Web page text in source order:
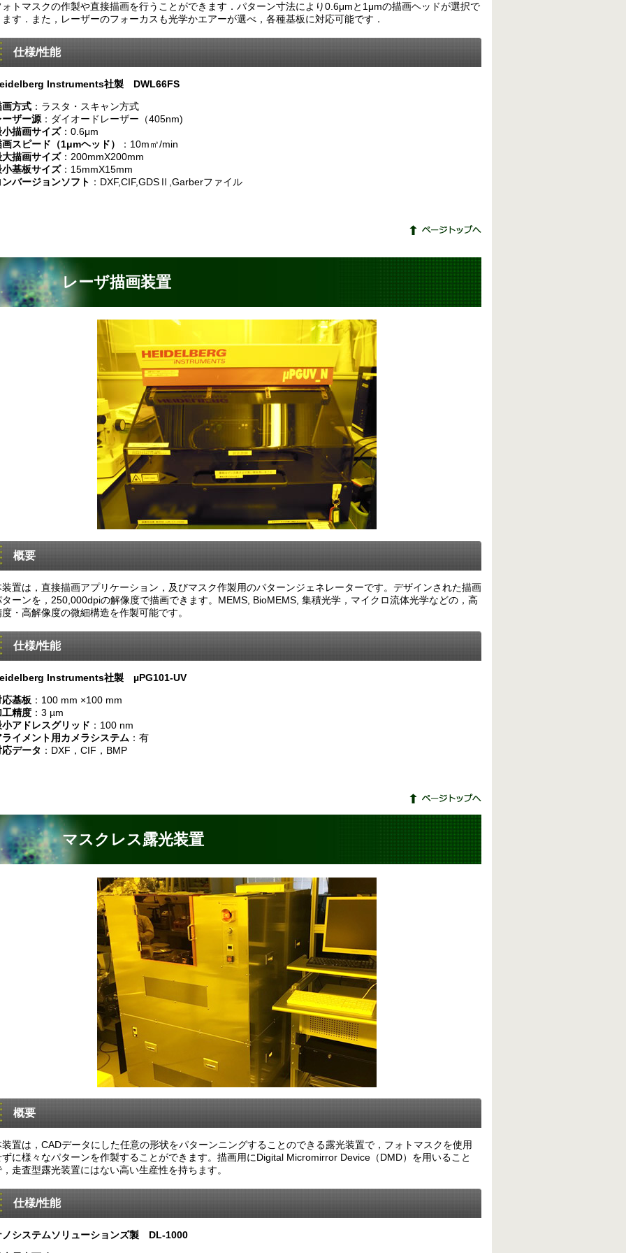
ォトマスクの作製や直接描画を行うことができます．パターン寸法により0.6μmと1μmの描画ヘッドが選択で
ます．また，レーザーのフォーカスも光学かエアーが選べ，各種基板に対応可能です．
仕様/性能
Instruments社製 DWL66FS
画方式 ：ラスタ・スキャン方式
ーザー源 ：ダイオードレーザー（405nm)
小描画サイズ：0.6μm
スピード（1μmヘッド）
：10m㎡/min
大描画サイズ：200mmX200mm
小基板サイズ：15mmX15mm
ンバージョンソフト ：DXF,CIF,GDSⅡ,Garberファイル
レーザ描画装置
概要
装置は，直接描画アプリケーション，及びマスク作製用のパターンジェネレーターです。デザインされた描画
ターンを，250,000dpiの解像度で描画できます。MEMS, BioMEMS, 集積光学，マイクロ流体光学などの，高
度・高解像度の微細構造を作製可能です。
仕様/性能
Instruments社製 µPG101-UV
応基板 ：100 mm ×100 mm
工精度 ：3 µm
小アドレスグリッド ：100 nm
ライメント用カメラシステム ：有
応データ ：DXF，CIF，BMP
マスクレス露光装置
概要
装置は，CADデータにした任意の形状をパターンニングすることのできる露光装置で，フォトマスクを使用
ずに様々なパターンを作製することができます。描画用にDigital Micromirror Device（DMD）を用いること
，走査型露光装置にはない高い生産性を持ちます。
仕様/性能
ノシステムソリューションズ製 DL-1000